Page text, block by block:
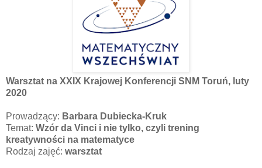
Warsztat na XXIX Krajowej Konferencji SNM Toruń, luty
2020
Prowadzący: Barbara Dubiecka-Kruk
Temat: Wzór da Vinci i nie tylko, czyli trening
kreatywności na matematyce
Rodzaj zajęć: warsztat